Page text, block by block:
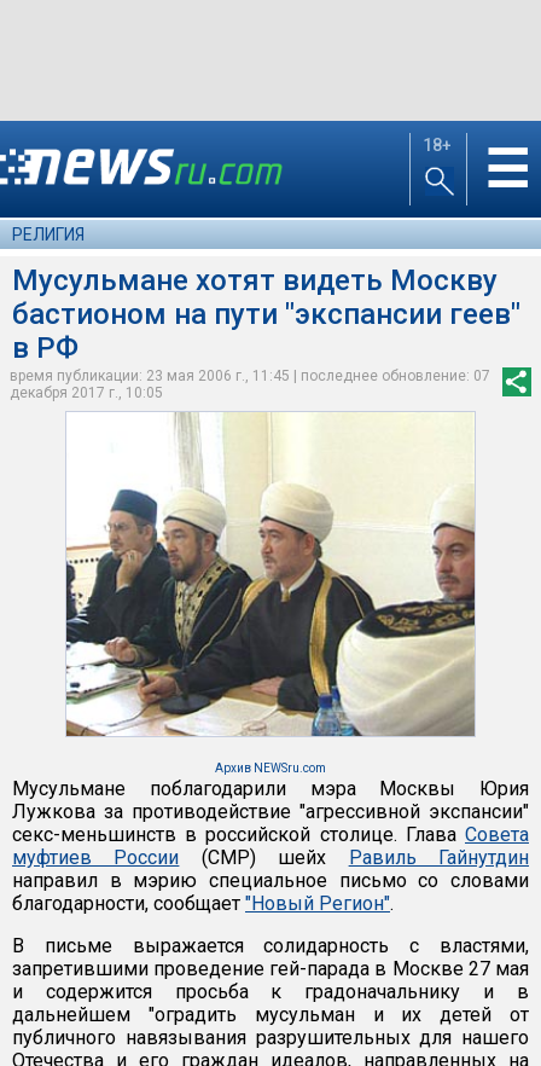
18+ ☰
РЕЛИГИЯ
Мусульмане хотят видеть Москву
бастионом на пути "экспансии геев"
в РФ
время публикации: 23 мая 2006 г., 11:45 | последнее обновление: 07
декабря 2017 г., 10:05
Архив NEWSru.com
Мусульмане поблагодарили мэра Москвы Юрия
Лужкова за противодействие "агрессивной экспансии"
секс-меньшинств в российской столице. Глава Совета
муфтиев России (СМР) шейх
Равиль Гайнутдин
направил в мэрию специальное письмо со словами
благодарности, сообщает "Новый Регион".
В письме выражается солидарность с властями,
запретившими проведение гей-парада в Москве 27 мая
и содержится просьба к градоначальнику и в
дальнейшем "оградить мусульман и их детей от
публичного навязывания разрушительных для нашего
Отечества и его граждан идеалов, направленных на